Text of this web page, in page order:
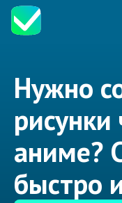
Нужно
рисунки
аниме?
быстро